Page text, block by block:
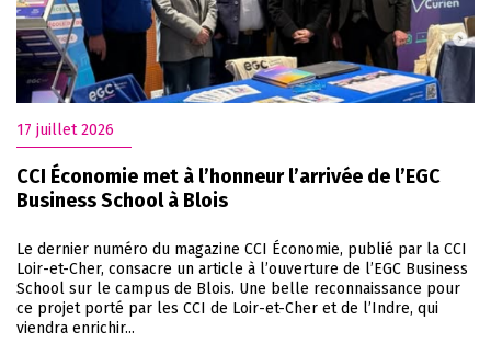
17 juillet 2026
CCI Économie met à l’honneur l’arrivée de l’EGC
Business School à Blois
Le dernier numéro du magazine CCI Économie, publié par la CCI
Loir-et-Cher, consacre un article à l’ouverture de l’EGC Business
School sur le campus de Blois. Une belle reconnaissance pour
ce projet porté par les CCI de Loir-et-Cher et de l’Indre, qui
viendra enrichir...